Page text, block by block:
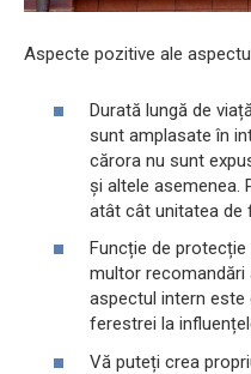
Aspecte pozitive ale
Durată lungă de
sunt amplasate în
cărora nu sunt
și altele asemenea.
atât cât unitatea de
Funcție de
multor recomandări
aspectul intern
ferestrei la
Vă puteți crea